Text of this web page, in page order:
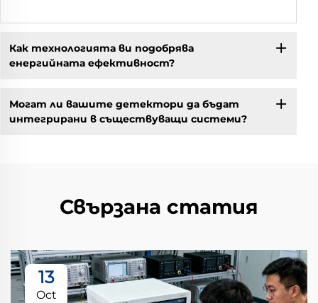
Как технологията ви подобрява
енергийната ефективност?
Могат ли вашите детектори да бъдат
интегрирани в съществуващи системи?
Свързана статия
13
Oct